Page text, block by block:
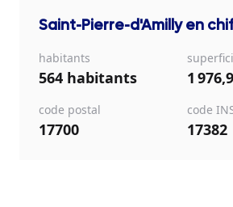
Saint-Pierre-d'Amillyen
habitants
564 habitants 1
code postal
17700
code
17382